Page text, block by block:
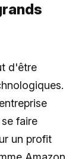
d'être
faire
un profit